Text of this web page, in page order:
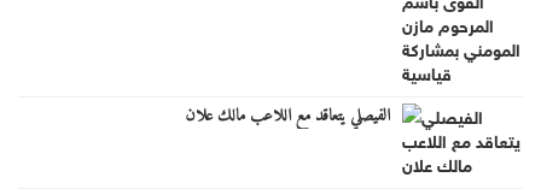
الفيصلي يتعاقد مع اللاعب مالك علان